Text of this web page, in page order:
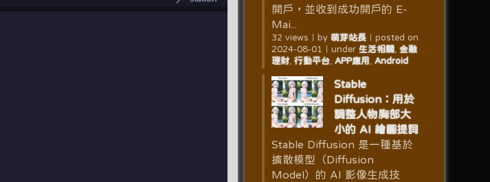
開戶，並收到成功開戶的 E-
Mai...
32 views by 萌芽站長｜ posted on
2024-08-01
under 生活相關
金融
理財, 行動平台, APP應用 Android
Stable
Diffusion：用於
調整人物胸部大
小的 AI 繪圖提詞
Stable Diffusion 是一種基於
擴散模型（Diffusion
Model）的 AI 影像生成技